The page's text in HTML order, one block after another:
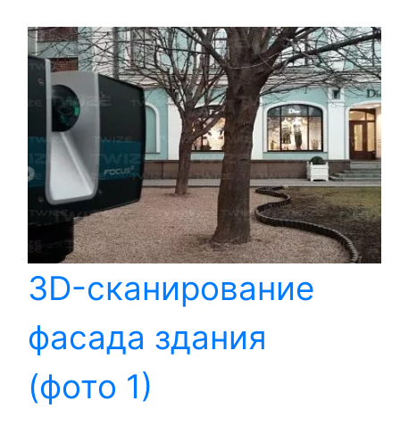
3D-сканирование
фасада здания
(фото 1)